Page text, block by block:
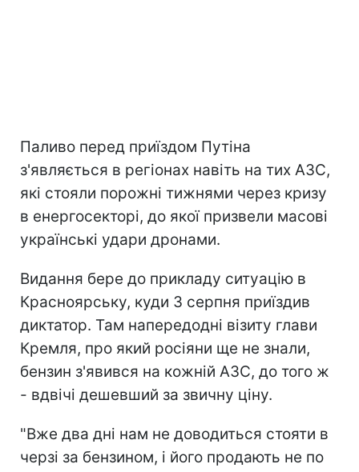
Паливо перед приїздом Путіна
з'являється в регіонах навіть на тих АЗС,
які стояли порожні тижнями через кризу
в енергосекторі, до якої призвели масові
українські удари дронами.
Видання бере до прикладу ситуацію в
Красноярську, куди 3 серпня приїздив
диктатор. Там напередодні візиту глави
Кремля, про який росіяни ще не знали,
бензин з'явився на кожній АЗС, до того ж
- вдвічі дешевший за звичну ціну.
"Вже два дні нам не доводиться стояти в
черзі за бензином, і його продають не по